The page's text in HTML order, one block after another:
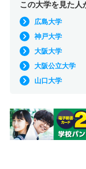
この大学を見た人
広島大学
神戸大学
大阪大学
大阪公立大学
山口大学